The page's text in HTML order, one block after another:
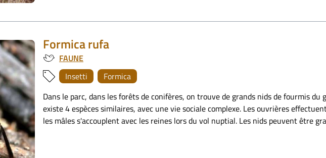
Formica rufa
FAUNE
Insetti
Formica
Dans le parc, dans les forêts de conifères, on trouve de grands nids de fourmis
existe 4 espèces similaires, avec une vie sociale complexe. Les ouvrières
les mâles s'accouplent avec les reines lors du vol nuptial. Les nids peuvent être